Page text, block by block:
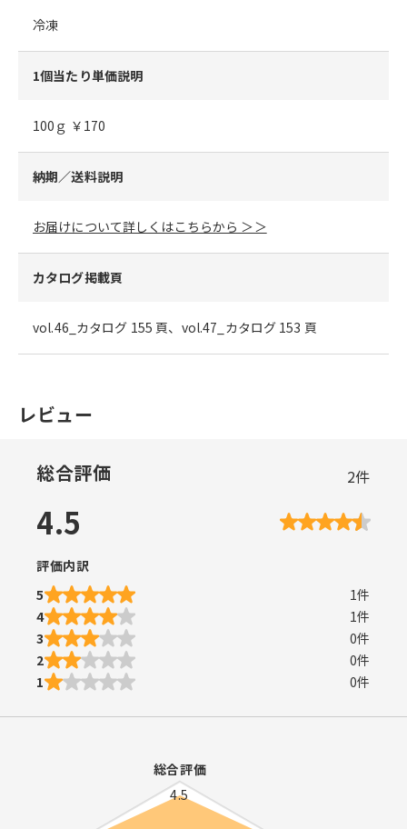
冷凍
1個当たり単価説明
100ｇ ￥170
納期／送料説明
お届けについて詳しくはこちらから ＞＞
カタログ掲載頁
vol.46_カタログ 155 頁、vol.47_カタログ 153 頁
レビュー
総合評価 2件
4.5
評価内訳
5
1件
4
1件
3
0件
2
0件
1
0件